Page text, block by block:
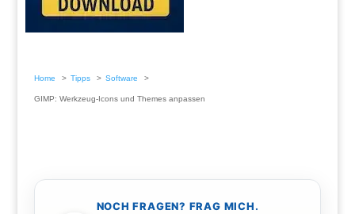
Home Tipps Software
GIMP: Werkzeug-Icons und Themes anpassen
NOCH FRAGEN? FRAG MICH.